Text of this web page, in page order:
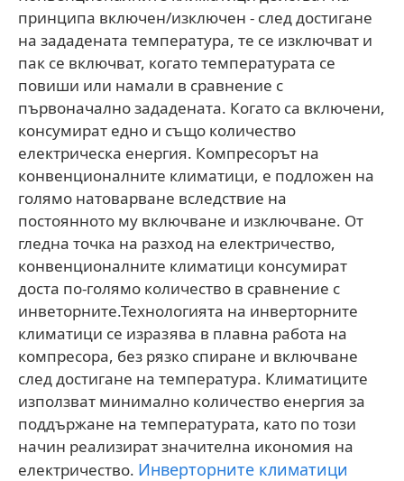
принципа включен/изключен - след достигане
на зададената температура, те се изключват и
пак се включват, когато температурата се
повиши или намали в сравнение с
първоначално зададената. Когато са включени,
консумират едно и също количество
електрическа енергия. Компресорът на
конвенционалните климатици, е подложен на
голямо натоварване вследствие на
постоянното му включване и изключване. От
гледна точка на разход на електричество,
конвенционалните климатици консумират
доста по-голямо количество в сравнение с
инветорните.Технологията на инверторните
климатици се изразява в плавна работа на
компресора, без рязко спиране и включване
след достигане на температура. Климатиците
използват минимално количество енергия за
поддържане на температурата, като по този
начин реализират значителна икономия на
електричество. Инверторните климатици